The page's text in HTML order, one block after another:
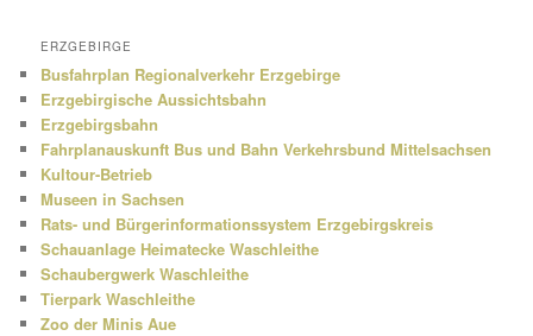
ERZGEBIRGE
Busfahrplan Regionalverkehr Erzgebirge
Erzgebirgische Aussichtsbahn
Erzgebirgsbahn
Fahrplanauskunft Bus und Bahn Verkehrsbund Mittelsachsen
Kultour-Betrieb
Museen in Sachsen
Rats- und Bürgerinformationssystem Erzgebirgskreis
Schauanlage Heimatecke Waschleithe
Schaubergwerk Waschleithe
Tierpark Waschleithe
Zoo der Minis Aue